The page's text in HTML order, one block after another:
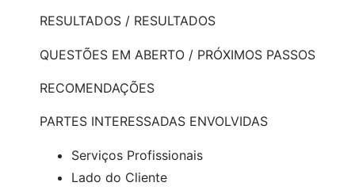
RESULTADOS / RESULTADOS
QUESTÕES EM ABERTO / PRÓXIMOS PASSOS
RECOMENDAÇÕES
PARTES INTERESSADAS ENVOLVIDAS
Serviços Profissionais
Lado do Cliente